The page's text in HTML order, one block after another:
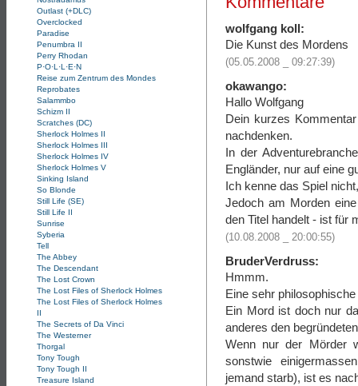
Outlast (+DLC)
Overclocked
Paradise
Penumbra II
Perry Rhodan
P·O·L·L·E·N
Reise zum Zentrum des Mondes
Reprobates
Salammbo
Schizm II
Scratches (DC)
Sherlock Holmes II
Sherlock Holmes III
Sherlock Holmes IV
Sherlock Holmes V
Sinking Island
So Blonde
Still Life (SE)
Still Life II
Sunrise
Syberia
Tell
The Abbey
The Descendant
The Lost Crown
The Lost Files of Sherlock Holmes
The Lost Files of Sherlock Holmes
II
The Secrets of Da Vinci
The Westerner
Thorgal
Tony Tough
Tony Tough II
Treasure Island
wolfgang koll:
Die Kunst des Mordens
(05.05.2008 _ 09:27:39)
okawango:
Hallo Wolfgang
Dein kurzes
nachdenken.
In der
Engländer, nur auf eine
Ich kenne das Spiel
Jedoch am Morden
den Titel handelt - ist für
(10.08.2008 _ 20:00:55)
BruderVerdruss:
Hmmm.
Eine sehr
Ein Mord ist doch nur
anderes den
Wenn nur der Mörder
sonstwie
jemand starb), ist es